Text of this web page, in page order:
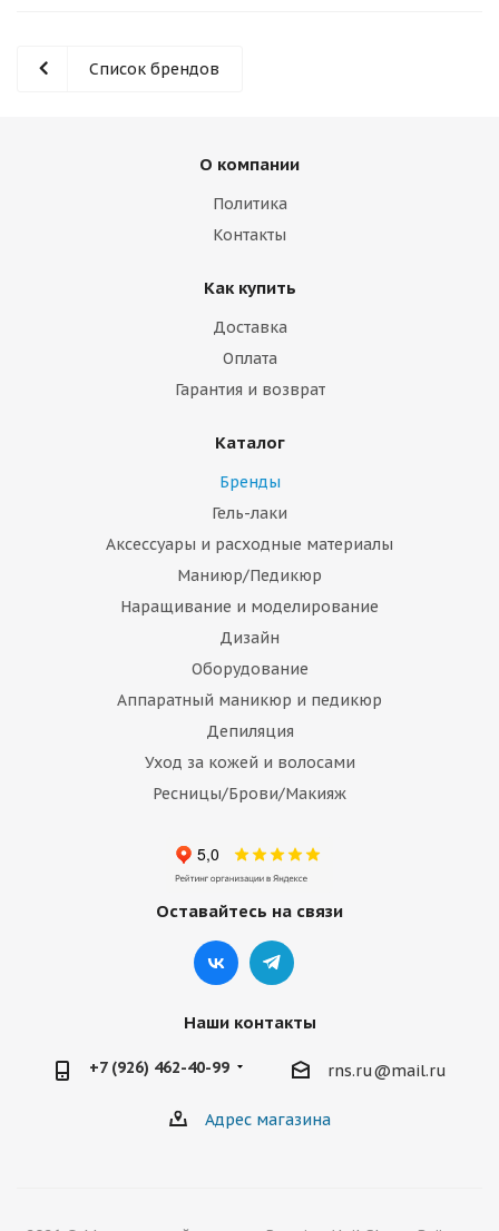
Список брендов
О компании
Политика
Контакты
Как купить
Доставка
Оплата
Гарантия и возврат
Каталог
Бренды
Гель-лаки
Аксессуары и расходные материалы
Маниюр/Педикюр
Наращивание и моделирование
Дизайн
Оборудование
Аппаратный маникюр и педикюр
Депиляция
Уход за кожей и волосами
Ресницы/Брови/Макияж
Оставайтесь на связи
Наши контакты
+7 (926) 462-40-99 rns.ru@mail.ru
Адрес магазина